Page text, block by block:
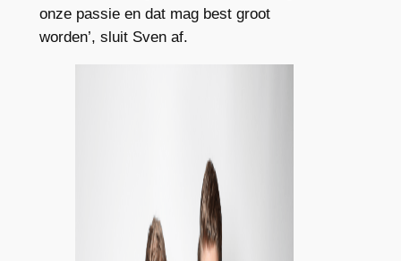
onze passie en dat mag best groot
worden’, sluit Sven af.